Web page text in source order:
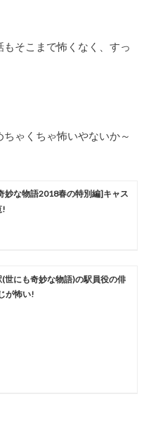
そこまで怖くなく、すっ
ゃくちゃ怖いやないか～
妙な物語2018春の特別編]キャス
!
(世にも奇妙な物語)の駅員役の俳
が怖い!